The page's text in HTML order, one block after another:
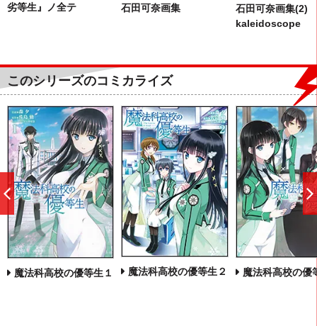
劣等生』ノ全テ
石田可奈画集
石田可奈画集(2)
kaleidoscope
このシリーズのコミカライズ
魔法科高校の優等生１ 魔法科高校の優等生２ 魔法科高校の優
前
へ